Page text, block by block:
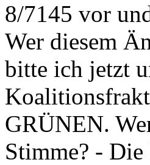
8/7145 vor
Wer diesem
bitte ich jetzt
GRÜNEN.
Stimme? -